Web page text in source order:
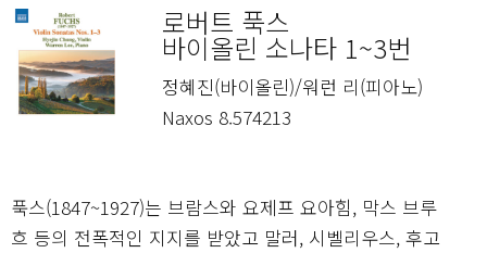
로버트 푹스
바이올린 소나타 1~3번
정혜진(바이올린)/워런 리(피아노)
Naxos 8.574213
푹스(1847~1927)는 브람스와 요제프 요아힘, 막스 브루
흐 등의 전폭적인 지지를 받았고 말러, 시벨리우스, 후고